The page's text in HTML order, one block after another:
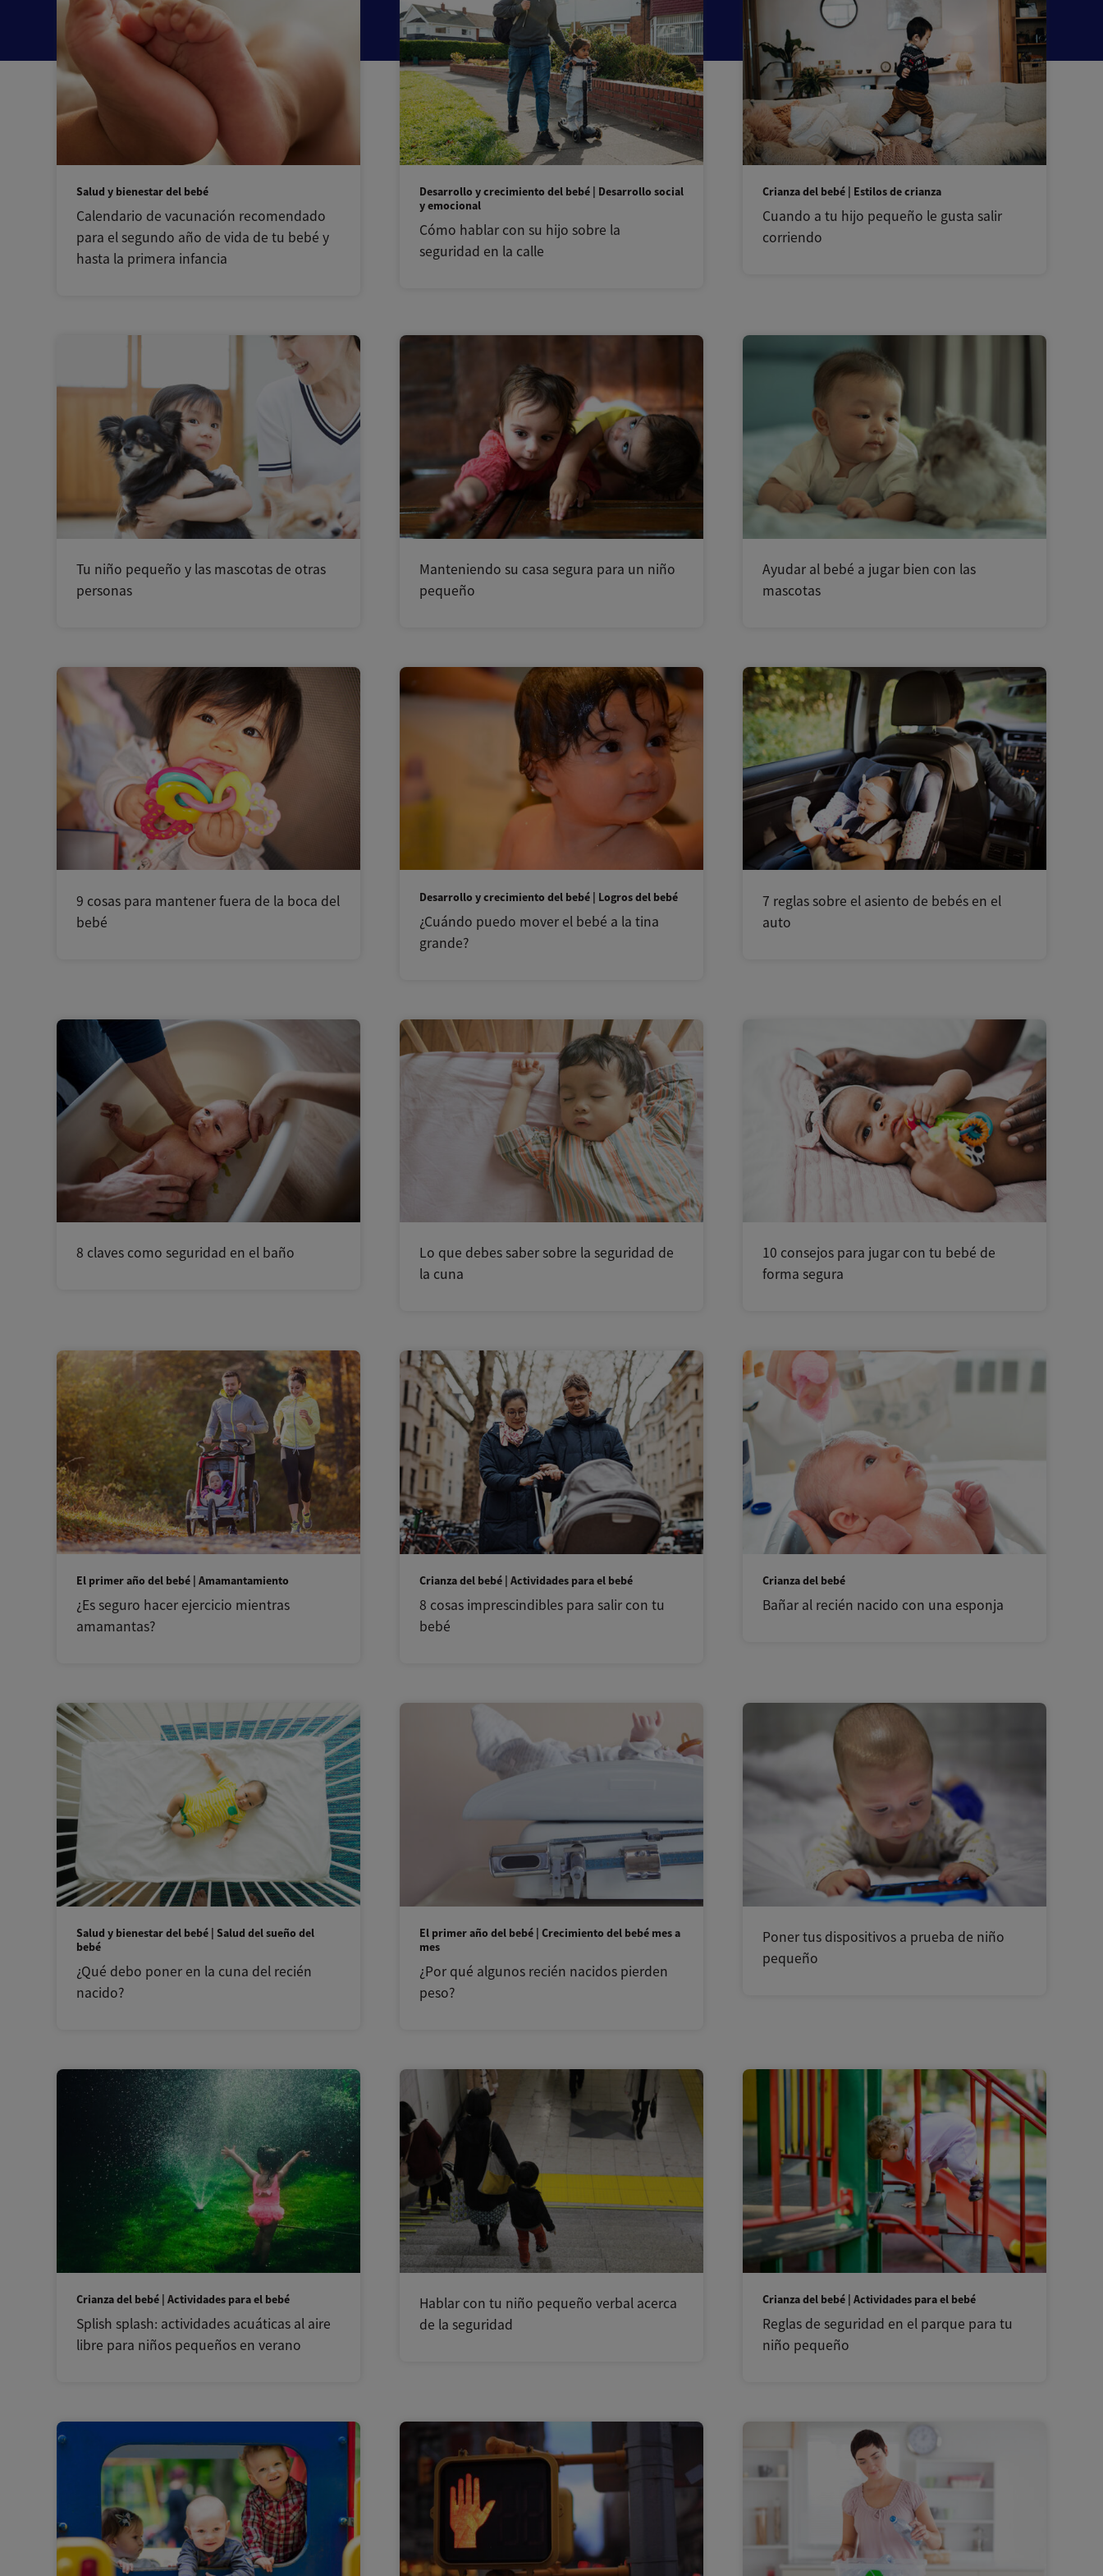
Salud y bienestar del bebé
Calendario de vacunación recomendado
para el segundo año de vida de tu bebé y
hasta la primera infancia
Desarrollo y crecimiento del bebé | Desarrollo social
y emocional
Cómo hablar con su hijo sobre la
seguridad en la calle
Crianza del bebé | Estilos de crianza
Cuando a tu hijo pequeño le gusta salir
corriendo
Tu niño pequeño y las mascotas de otras
personas
Manteniendo su casa segura para un niño
pequeño
Ayudar al bebé a jugar bien con las
mascotas
9 cosas para mantener fuera de la boca del
bebé
Desarrollo y crecimiento del bebé | Logros del bebé
¿Cuándo puedo mover el bebé a la tina
grande?
7 reglas sobre el asiento de bebés en el
auto
8 claves como seguridad en el baño
Lo que debes saber sobre la seguridad de
la cuna
10 consejos para jugar con tu bebé de
forma segura
El primer año del bebé | Amamantamiento
¿Es seguro hacer ejercicio mientras
amamantas?
Crianza del bebé | Actividades para el bebé
8 cosas imprescindibles para salir con tu
bebé
Crianza del bebé
Bañar al recién nacido con una esponja
Salud y bienestar del bebé | Salud del sueño del
bebé
¿Qué debo poner en la cuna del recién
nacido?
El primer año del bebé | Crecimiento del bebé mes a
mes
¿Por qué algunos recién nacidos pierden
peso?
Poner tus dispositivos a prueba de niño
pequeño
Crianza del bebé | Actividades para el bebé
Splish splash: actividades acuáticas al aire
libre para niños pequeños en verano
Hablar con tu niño pequeño verbal acerca
de la seguridad
Crianza del bebé | Actividades para el bebé
Reglas de seguridad en el parque para tu
niño pequeño